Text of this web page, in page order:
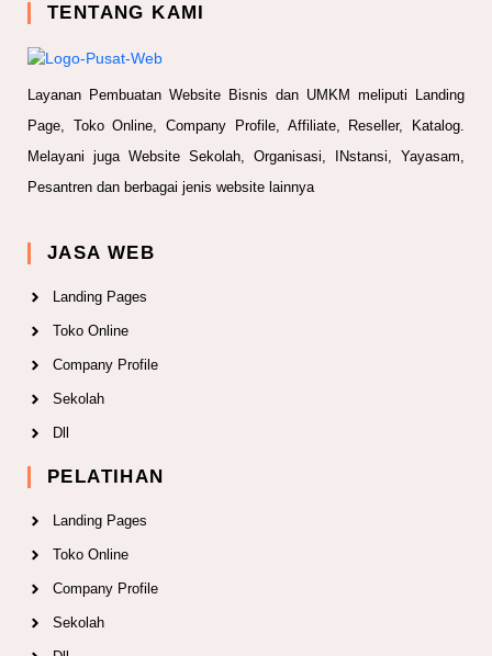
TENTANG KAMI
Layanan Pembuatan Website Bisnis dan UMKM meliputi Landing
Page, Toko Online, Company Profile, Affiliate, Reseller, Katalog.
Melayani juga Website Sekolah, Organisasi, INstansi, Yayasam,
Pesantren dan berbagai jenis website lainnya
JASA WEB
Landing Pages
Toko Online
Company Profile
Sekolah
Dll
PELATIHAN
Landing Pages
Toko Online
Company Profile
Sekolah